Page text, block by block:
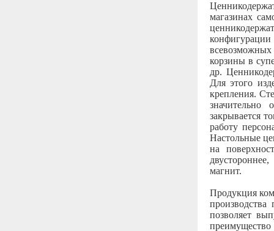
магазинах
конфигурации
корзины в
др.
Для этого
крепления.
закрывается
работу
Настольные
на
магнит.
Продукция
позволяет
преимущество